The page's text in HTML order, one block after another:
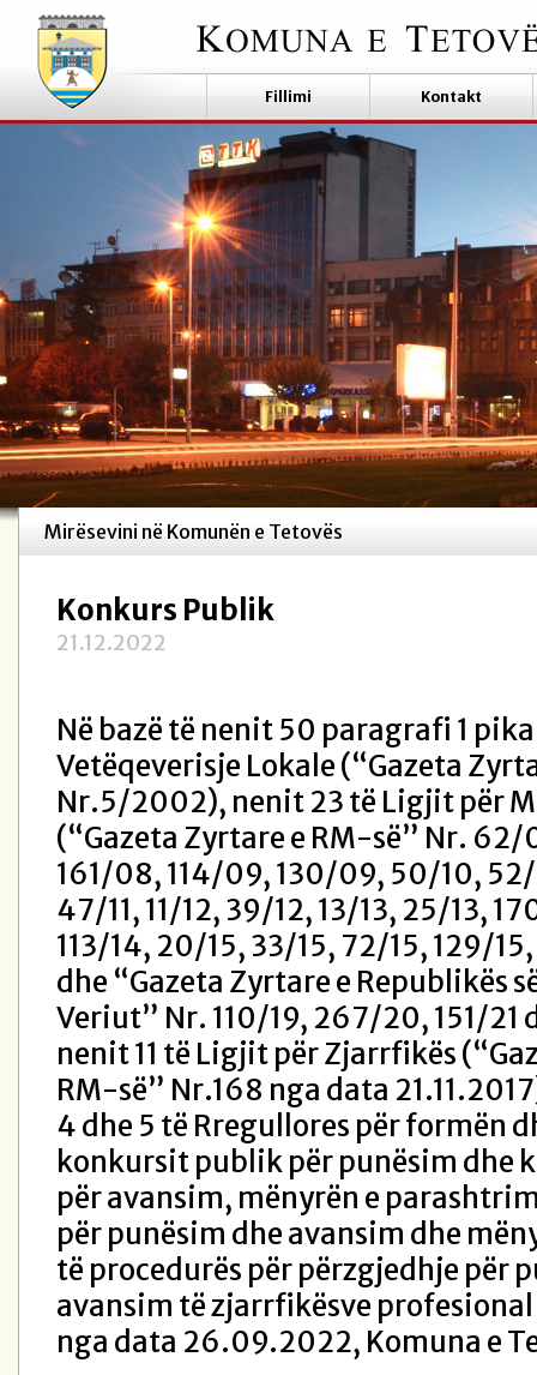
Fillimi Kontakt
Mirësevini në Komunën e Tetovës
Konkurs Publik
21.12.2022
Në bazë të nenit 50 paragrafi 1
Vetëqeverisje Lokale (“Gazeta
Nr.5/2002), nenit 23 të Ligjit për
(“Gazeta Zyrtare e RM-së” Nr.
161/08, 114/09, 130/09, 50/10,
47/11, 11/12, 39/12, 13/13, 25/13,
113/14, 20/15, 33/15, 72/15, 129/
dhe “Gazeta Zyrtare e Republikës
Veriut” Nr. 110/19, 267/20, 151/21
nenit 11 të Ligjit për Zjarrfikës
RM-së” Nr.168 nga data
4 dhe 5 të Rregullores për formën
konkursit publik për punësim dhe
për avansim, mënyrën e
për punësim dhe avansim dhe
të procedurës për përzgjedhje për
avansim të zjarrfikësve
nga data 26.09.2022, Komuna e